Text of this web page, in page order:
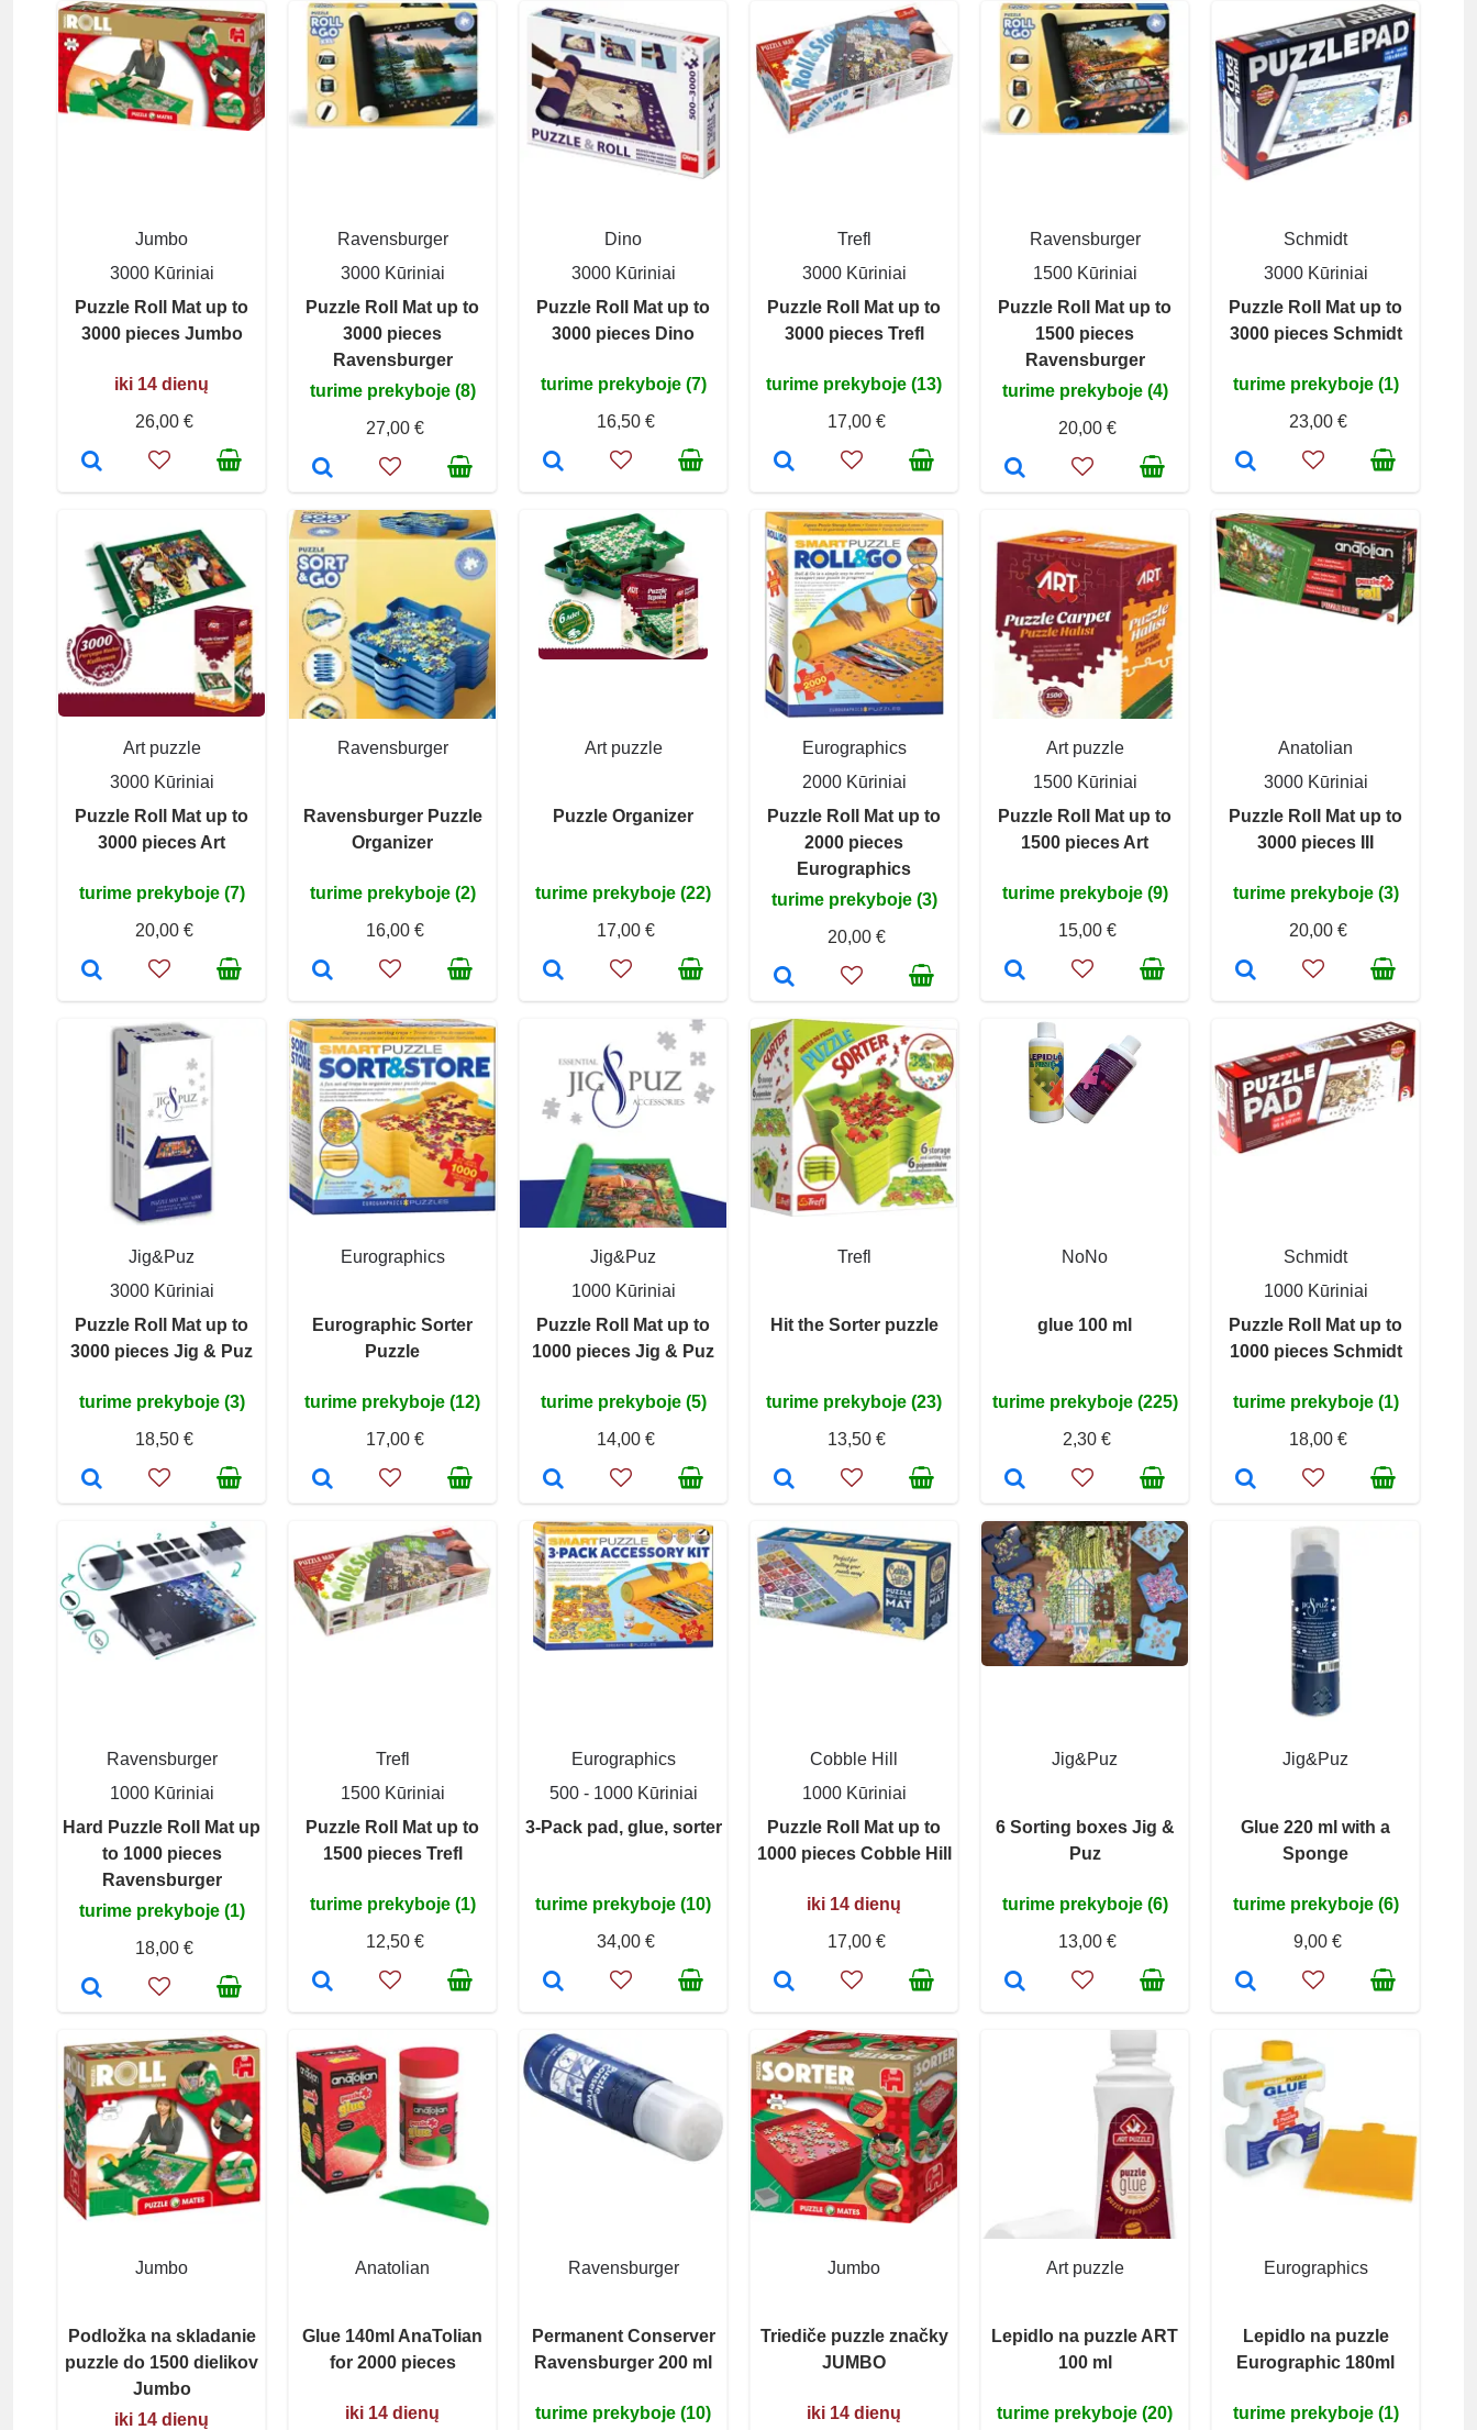
Jumbo
3000 Kūriniai
Puzzle Roll Mat up to
3000 pieces Jumbo
iki 14 dienų
26,00 €
Ravensburger
3000 Kūriniai
Puzzle Roll Mat up to
3000 pieces
Ravensburger
turime prekyboje (8)
27,00 €
Dino
3000 Kūriniai
Puzzle Roll Mat up to
3000 pieces Dino
turime prekyboje (7)
16,50 €
Trefl
3000 Kūriniai
Puzzle Roll Mat up to
3000 pieces Trefl
turime prekyboje (13)
17,00 €
Ravensburger
1500 Kūriniai
Puzzle Roll Mat up to
1500 pieces
Ravensburger
turime prekyboje (4)
20,00 €
Schmidt
3000 Kūriniai
Puzzle Roll Mat up to
3000 pieces Schmidt
turime prekyboje (1)
23,00 €
Art puzzle
3000 Kūriniai
Puzzle Roll Mat up to
3000 pieces Art
turime prekyboje (7)
20,00 €
Ravensburger
Ravensburger Puzzle
Organizer
turime prekyboje (2)
16,00 €
Art puzzle
Puzzle Organizer
turime prekyboje (22)
17,00 €
Eurographics
2000 Kūriniai
Puzzle Roll Mat up to
2000 pieces
Eurographics
turime prekyboje (3)
20,00 €
Art puzzle
1500 Kūriniai
Puzzle Roll Mat up to
1500 pieces Art
turime prekyboje (9)
15,00 €
Anatolian
3000 Kūriniai
Puzzle Roll Mat up to
3000 pieces III
turime prekyboje (3)
20,00 €
Jig&Puz
3000 Kūriniai
Puzzle Roll Mat up to
3000 pieces Jig & Puz
turime prekyboje (3)
18,50 €
Eurographics
Eurographic Sorter
Puzzle
turime prekyboje (12)
17,00 €
Jig&Puz
1000 Kūriniai
Puzzle Roll Mat up to
1000 pieces Jig & Puz
turime prekyboje (5)
14,00 €
Trefl
Hit the Sorter puzzle
turime prekyboje (23)
13,50 €
NoNo
glue 100 ml
turime prekyboje (225)
2,30 €
Schmidt
1000 Kūriniai
Puzzle Roll Mat up to
1000 pieces Schmidt
turime prekyboje (1)
18,00 €
Ravensburger
1000 Kūriniai
Hard Puzzle Roll Mat up
to 1000 pieces
Ravensburger
turime prekyboje (1)
18,00 €
Trefl
1500 Kūriniai
Puzzle Roll Mat up to
1500 pieces Trefl
turime prekyboje (1)
12,50 €
Eurographics
500 - 1000 Kūriniai
3-Pack pad, glue, sorter
turime prekyboje (10)
34,00 €
Cobble Hill
1000 Kūriniai
Puzzle Roll Mat up to
1000 pieces Cobble Hill
iki 14 dienų
17,00 €
Jig&Puz
6 Sorting boxes Jig &
Puz
turime prekyboje (6)
13,00 €
Jig&Puz
Glue 220 ml with a
Sponge
turime prekyboje (6)
9,00 €
Jumbo
Podložka na skladanie
puzzle do 1500 dielikov
Jumbo
iki 14 dienų
Anatolian
Glue 140ml AnaTolian
for 2000 pieces
iki 14 dienų
Ravensburger
Permanent Conserver
Ravensburger 200 ml
turime prekyboje (10)
Jumbo
Triediče puzzle značky
JUMBO
iki 14 dienų
Art puzzle
Lepidlo na puzzle ART
100 ml
turime prekyboje (20)
Eurographics
Lepidlo na puzzle
Eurographic 180ml
turime prekyboje (1)